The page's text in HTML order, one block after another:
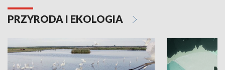
PRZYRODA I EKOLOGIA